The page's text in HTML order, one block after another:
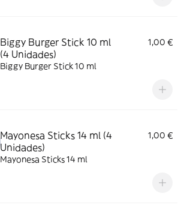
Biggy Burger Stick 10 ml
(4 Unidades)
1,00 €
Biggy Burger Stick 10 ml
Mayonesa Sticks 14 ml (4
Unidades)
1,00 €
Mayonesa Sticks 14 ml